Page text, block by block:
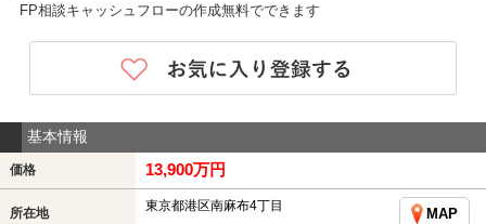
FP相談キャッシュフローの作成無料でできます
基本情報
価格 13,900万円
所在地 東京都港区南麻布4丁目
MAP